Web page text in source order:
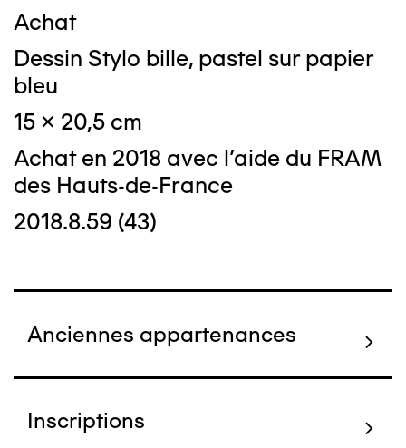
Achat
Dessin Stylo bille, pastel sur papier
bleu
15 x 20,5 cm
Achat en 2018 avec l'aide du FRAM
des Hauts-de-France
2018.8.59 (43)
Anciennes appartenances
Inscriptions